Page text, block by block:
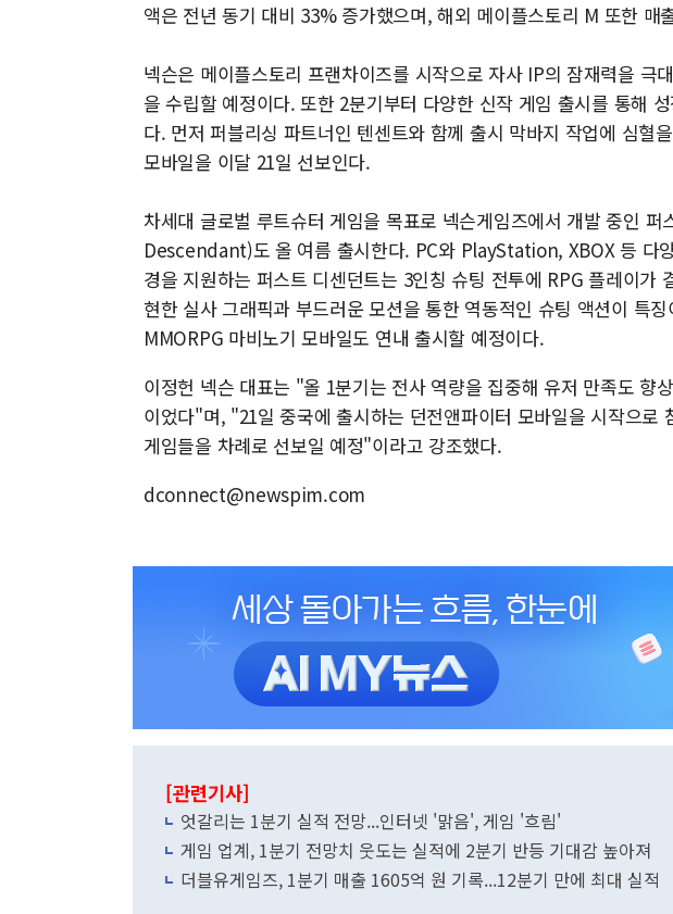
액은 전년 동기 대비 33% 증가했으며, 해외 메이플스토리 M 또한 매
넥슨은 메이플스토리 프랜차이즈를 시작으로 자사 IP의 잠재력을 극
을 수립할 예정이다. 또한 2분기부터 다양한 신작 게임 출시를 통해
다. 먼저 퍼블리싱 파트너인 텐센트와 함께 출시 막바지 작업에 심혈
모바일을 이달 21일 선보인다.
차세대 글로벌 루트슈터 게임을 목표로 넥슨게임즈에서 개발 중인
Descendant)도 올 여름 출시한다. PC와 PlayStation, XBOX 등 다
경을 지원하는 퍼스트 디센던트는 3인칭 슈팅 전투에 RPG 플레이가
현한 실사 그래픽과 부드러운 모션을 통한 역동적인 슈팅 액션이 특
MMORPG 마비노기 모바일도 연내 출시할 예정이다.
이정헌 넥슨 대표는 "올 1분기는 전사 역량을 집중해 유저 만족도 향
이었다"며, "21일 중국에 출시하는 던전앤파이터 모바일을 시작으로
게임들을 차례로 선보일 예정"이라고 강조했다.
dconnect@newspim.com
[관련기사]
엇갈리는 1분기 실적 전망...인터넷 '맑음', 게임 '흐림'
게임 업계, 1분기 전망치 웃도는 실적에 2분기 반등 기대감 높아져
더블유게임즈, 1분기 매출 1605억 원 기록...12분기 만에 최대 실적